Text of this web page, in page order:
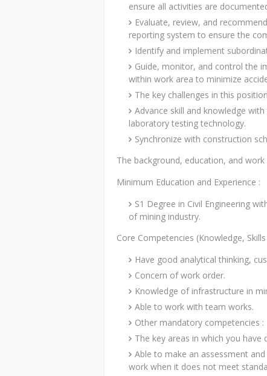
ensure all activities are
Evaluate, review, and
reporting system to ensure the
Identify and implement
Guide, monitor, and control the
within work area to minimize
The key challenges in this
Advance skill and knowledge
laboratory testing technology.
Synchronize with construction
The background, education, and
Minimum Education and Experience :
S1 Degree in Civil Engineering
of mining industry.
Core Competencies (Knowledge,
Have good analytical thinking,
Concern of work order.
Knowledge of infrastructure in
Able to work with team works.
Other mandatory competencies :
The key areas in which you have
Able to make an assessment
work when it does not meet